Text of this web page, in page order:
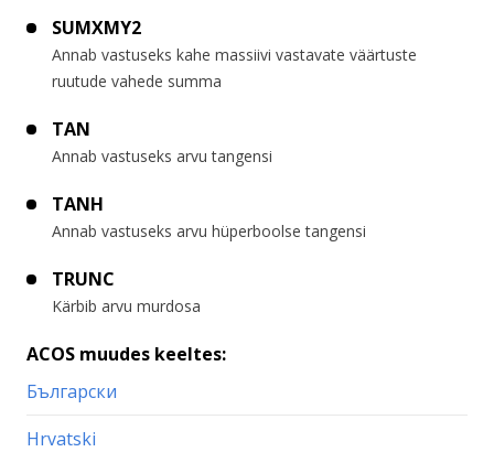
SUMXMY2
Annab vastuseks kahe massiivi vastavate väärtuste
ruutude vahede summa
TAN
Annab vastuseks arvu tangensi
TANH
Annab vastuseks arvu hüperboolse tangensi
TRUNC
Kärbib arvu murdosa
ACOS muudes keeltes:
Български
Hrvatski